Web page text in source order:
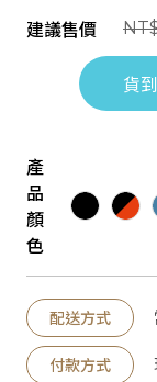
建議售價
貨
產
品
顏
色
配送方式
付款方式